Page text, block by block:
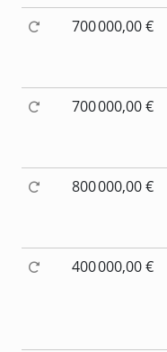
700 000,00 €
700 000,00 €
800 000,00 €
400 000,00 €